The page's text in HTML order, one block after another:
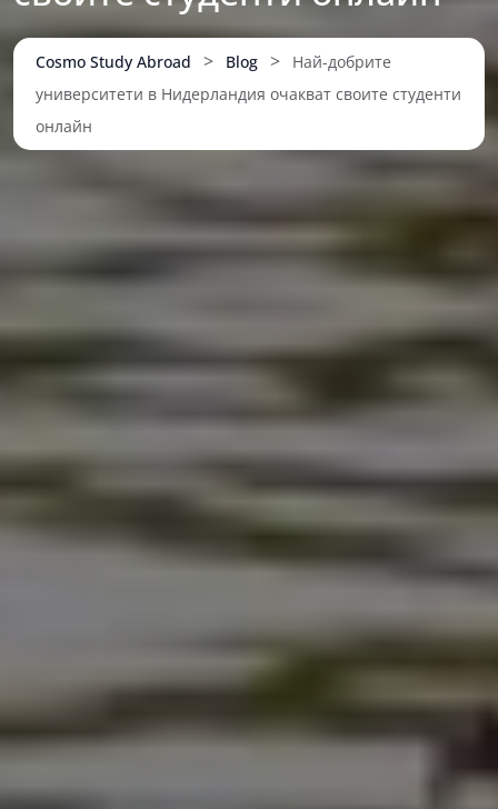
Cosmo Study Abroad > Blog >
Най-добрите
университети в Нидерландия очакват своите студенти
онлайн